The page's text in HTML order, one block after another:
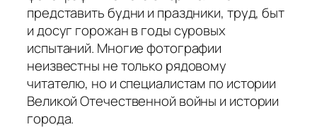
представить будни и праздники, труд, быт
и досуг горожан в годы суровых
испытаний. Многие фотографии
неизвестны не только рядовому
читателю, но и специалистам по истории
Великой Отечественной войны и истории
города.